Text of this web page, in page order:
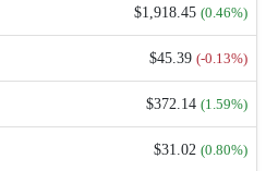
$1,918.45 (0.46%)
$45.39 (-0.13%)
$372.14 (1.59%)
$31.02 (0.80%)